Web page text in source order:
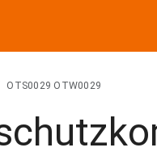
OTS0029 OTW0029